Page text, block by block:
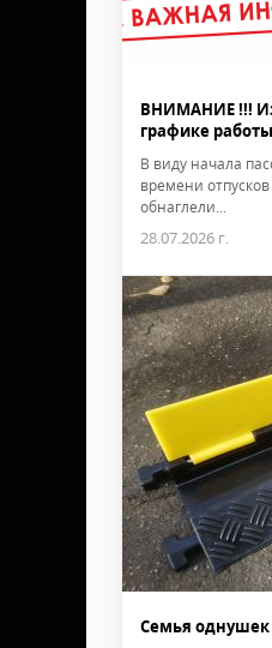
ВНИМАНИЕ !!!
графике
В виду начала
времени
обнаглели...
28.07.2026 г.
Семья однушек